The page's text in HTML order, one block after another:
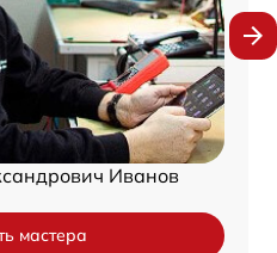
Иванов
мастера